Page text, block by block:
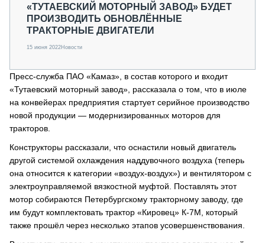
«ТУТАЕВСКИЙ МОТОРНЫЙ ЗАВОД» БУДЕТ
ПРОИЗВОДИТЬ ОБНОВЛЁННЫЕ
ТРАКТОРНЫЕ ДВИГАТЕЛИ
15 июня 2022Новости
Пресс-служба ПАО «Камаз», в состав которого и входит
«Тутаевский моторный завод», рассказала о том, что в июле
на конвейерах предприятия стартует серийное производство
новой продукции — модернизированных моторов для
тракторов.
Конструкторы рассказали, что оснастили новый двигатель
другой системой охлаждения наддувочного воздуха (теперь
она относится к категории «воздух-воздух») и вентилятором с
электроуправляемой вязкостной муфтой. Поставлять этот
мотор собираются Петербургскому тракторному заводу, где
им будут комплектовать трактор «Кировец» К-7М, который
также прошёл через несколько этапов усовершенствования.